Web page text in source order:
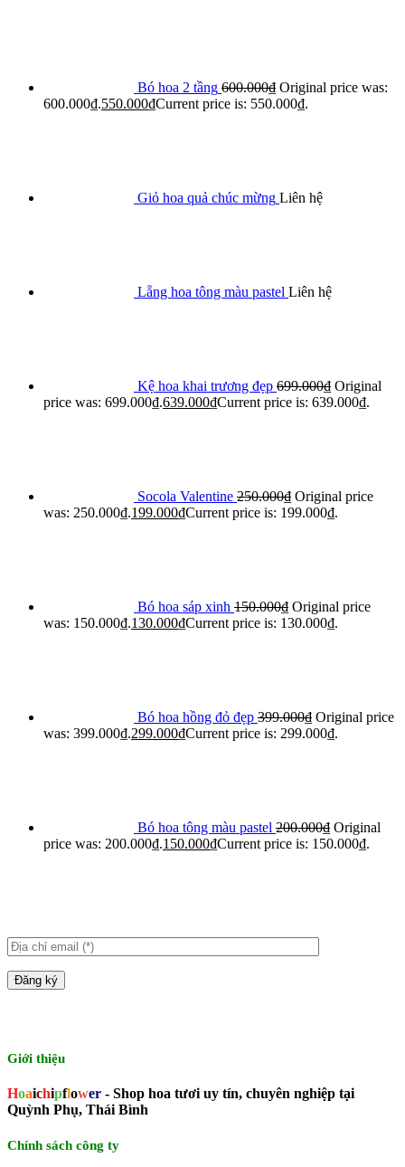
Bó hoa 2 tầng 600.000₫ Original price was:
600.000₫.550.000₫Current price is: 550.000₫.
Giỏ hoa quả chúc mừng Liên hệ
Lẵng hoa tông màu pastel Liên hệ
Kệ hoa khai trương đẹp 699.000₫ Original
price was: 699.000₫.639.000₫Current price is: 639.000₫.
Socola Valentine 250.000₫ Original price
was: 250.000₫.199.000₫Current price is: 199.000₫.
Bó hoa sáp xinh 150.000₫ Original price
was: 150.000₫.130.000₫Current price is: 130.000₫.
Bó hoa hồng đỏ đẹp 399.000₫ Original price
was: 399.000₫.299.000₫Current price is: 299.000₫.
Bó hoa tông màu pastel 200.000₫ Original
price was: 200.000₫.150.000₫Current price is: 150.000₫.
Giới thiệu
Hoaichipflower - Shop hoa tươi uy tín, chuyên nghiệp tại
Quỳnh Phụ, Thái Bình
Chính sách công ty